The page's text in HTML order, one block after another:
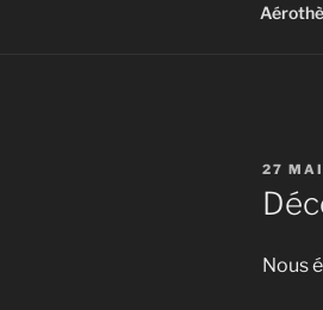
PUBLIÉ
LE
27
Nous